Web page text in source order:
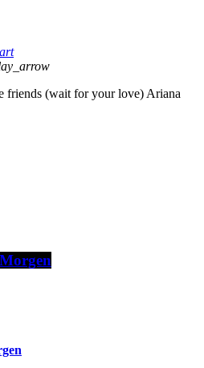
friends (wait for your love) Ariana